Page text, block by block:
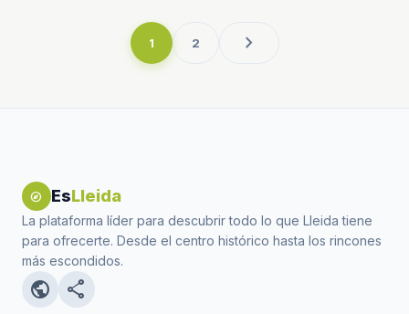
1 2 chevron_right
explore EsLleida
La plataforma líder para descubrir todo lo que Lleida tiene
para ofrecerte. Desde el centro histórico hasta los rincones
más escondidos.
public share